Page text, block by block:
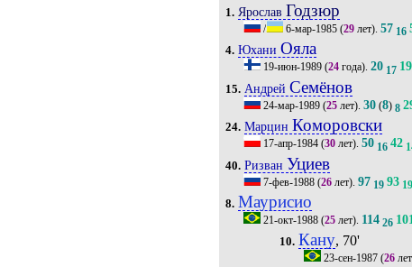
1. Ярослав Годзюр
/ 6-мар-1985 (29 лет).57 16
4. ЮханиОяла
19-июн-1989 (24 года).20 17 19
15. АндрейСемёнов
24-мар-1989 (25 лет).30 (8) 8
24. Марцин Коморовски
17-апр-1984 (30 лет).50 16 42
40. Ризван Уциев
7-фев-1988 (26 лет).97 19 93 19
8. Маурисио
21-окт-1988 (25 лет). 114 26 101
10. Кану, 70'
23-сен-1987(26